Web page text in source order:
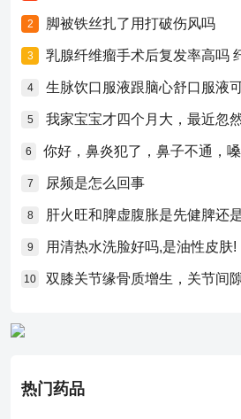
2 脚被铁丝扎了用打破伤风吗
3 乳腺纤维瘤手术后复发率高吗
4 生脉饮口服液跟脑心舒口服液
5 我家宝宝才四个月大，最近忽
6
7 尿频是怎么回事
8 肝火旺和脾虚腹胀是先健脾还
9 用清热水洗脸好吗,是油性皮肤!
10 双膝关节缘骨质增生，关节间
热门药品